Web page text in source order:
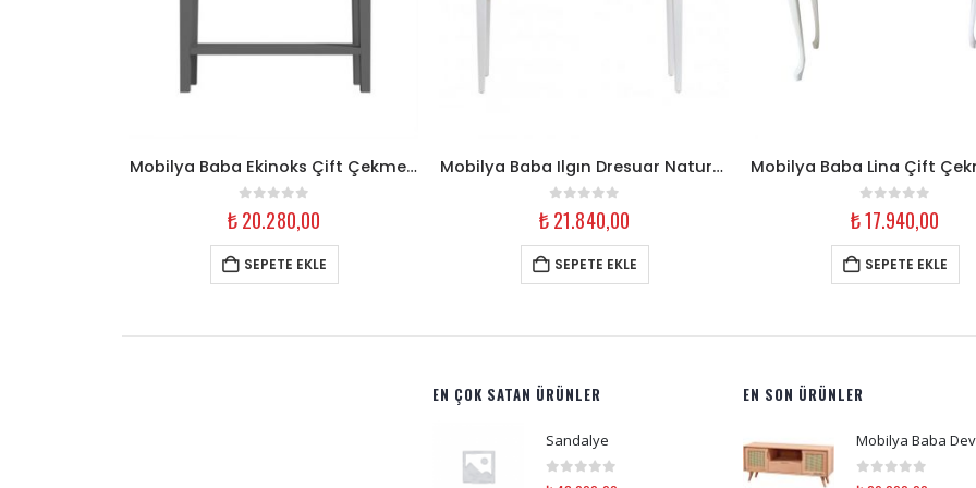
Mobilya Baba Ekinoks Çift Çekmeceli Dresuar Antrasit Lake
0 out of 5
₺20.280,00
SEPETE EKLE
Mobilya Baba Ilgın Dresuar Naturel Masif & Beyaz Ahşap
0 out of 5
₺21.840,00
SEPETE EKLE
0 out of 5
₺17.940,00
SEPETE EKLE
EN ÇOK SATAN ÜRÜNLER
Sandalye
0
EN SON ÜRÜNLER
0